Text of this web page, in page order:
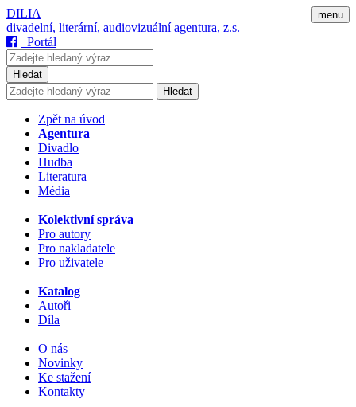
menu
DILIA
divadelní, literární, audiovizuální agentura, z.s.
Portál
Hledat
Hledat
Zpět na úvod
Agentura
Divadlo
Hudba
Literatura
Média
Kolektivní správa
Pro autory
Pro nakladatele
Pro uživatele
Katalog
Autoři
Díla
O nás
Novinky
Ke stažení
Kontakty